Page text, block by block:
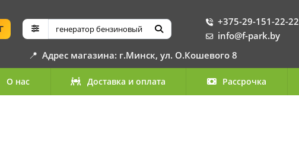
+375-29-151-22-22
info@f-park.by
📍 Адрес магазина: г.Минск, ул. О.Кошевого 8
О нас Доставка и оплата Рассрочка